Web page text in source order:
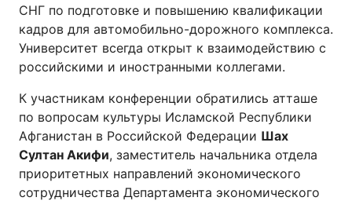
СНГ по подготовке и повышению квалификации
кадров для автомобильно-дорожного комплекса.
Университет всегда открыт к взаимодействию с
российскими и иностранными коллегами.
К участникам конференции обратились атташе
по вопросам культуры Исламской Республики
Афганистан в Российской Федерации Шах
Султан Акифи, заместитель начальника отдела
приоритетных направлений экономического
сотрудничества Департамента экономического